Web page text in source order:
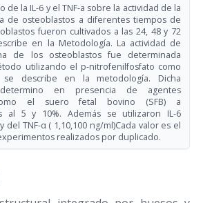
de la IL-6 y el TNF-a sobre la actividad de la
de osteoblastos a diferentes tiempos de
fueron cultivados a las 24, 48 y 72
en la Metodología. La actividad de
de los osteoblastos fue determinada
utilizando el p-nitrofenilfosfato como
se describe en la metodología. Dicha
en presencia de agentes
el suero fetal bovino (SFB) a
al 5 y 10%. Además se utilizaron IL-6
del TNF-α ( 1,10,100 ng/ml)Cada valor es el
realizados por duplicado.